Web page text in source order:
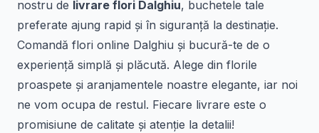
nostru de livrare flori Dalghiu, buchetele tale
preferate ajung rapid și în siguranță la destinație.
Comandă flori online Dalghiu și bucură-te de o
experiență simplă și plăcută. Alege din florile
proaspete și aranjamentele noastre elegante, iar noi
ne vom ocupa de restul. Fiecare livrare este o
promisiune de calitate și atenție la detalii!